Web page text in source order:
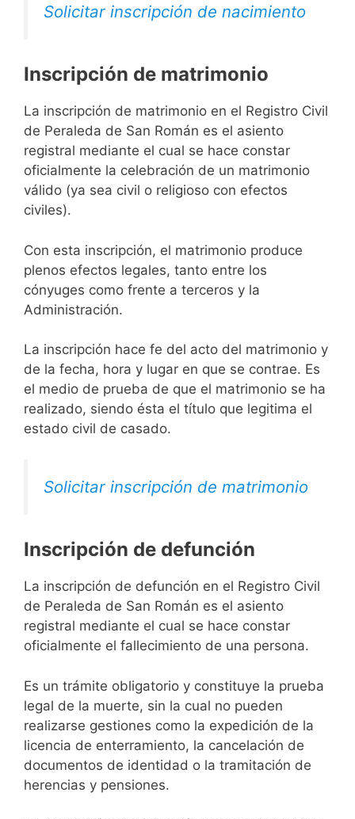
Solicitar inscripción de nacimiento
Inscripción de matrimonio
La inscripción de matrimonio en el Registro Civil
de Peraleda de San Román es el asiento
registral mediante el cual se hace constar
oficialmente la celebración de un matrimonio
válido (ya sea civil o religioso con efectos
civiles).
Con esta inscripción, el matrimonio produce
plenos efectos legales, tanto entre los
cónyuges como frente a terceros y la
Administración.
La inscripción hace fe del acto del matrimonio y
de la fecha, hora y lugar en que se contrae. Es
el medio de prueba de que el matrimonio se ha
realizado, siendo ésta el título que legitima el
estado civil de casado.
Solicitar inscripción de matrimonio
Inscripción de defunción
La inscripción de defunción en el Registro Civil
de Peraleda de San Román es el asiento
registral mediante el cual se hace constar
oficialmente el fallecimiento de una persona.
Es un trámite obligatorio y constituye la prueba
legal de la muerte, sin la cual no pueden
realizarse gestiones como la expedición de la
licencia de enterramiento, la cancelación de
documentos de identidad o la tramitación de
herencias y pensiones.